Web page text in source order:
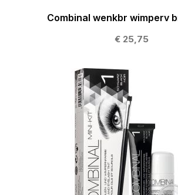
Combinal wenkbr wimperv
€ 25,75